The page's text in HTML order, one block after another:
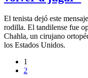
El tenista dejó este
rodilla. El tandilense fue
Chahla, un cirujano
los Estados Unidos.
1
2